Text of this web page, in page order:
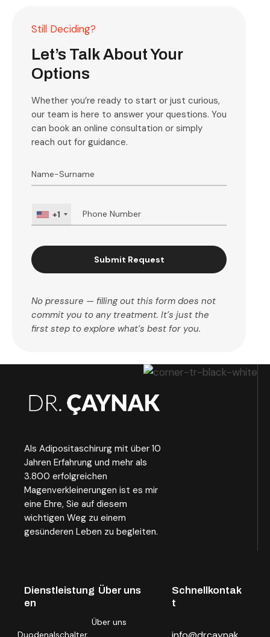
Still Deciding?
Let’s Talk About Your
Options
Whether you’re ready to start or just curious,
our team is here to answer your questions. You
can book an online consultation or simply
reach out for guidance.
+1
Submit Request
No pressure — filling out this form does not
commit you to any treatment. It’s just the
first step to explore what’s best for you.
Als Adipositaschirurg mit über 10
Jahren Erfahrung und mehr als
3.800 erfolgreichen
Magenverkleinerungen ist es mir
eine Ehre, Sie auf diesem
wichtigen Weg zu einem
gesünderen Leben zu begleiten.
Dienstleistung
en
Duodenalschalter
Über uns
Über uns
Schnellkontak
t